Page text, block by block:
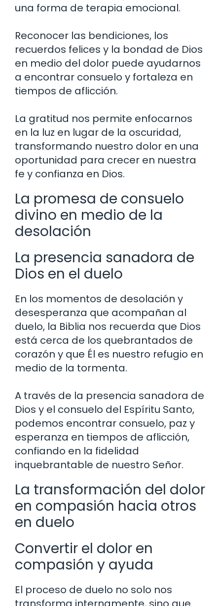
una forma de terapia emocional.
Reconocer las bendiciones, los
recuerdos felices y la bondad de Dios
en medio del dolor puede ayudarnos
a encontrar consuelo y fortaleza en
tiempos de aflicción.
La gratitud nos permite enfocarnos
en la luz en lugar de la oscuridad,
transformando nuestro dolor en una
oportunidad para crecer en nuestra
fe y confianza en Dios.
La promesa de consuelo
divino en medio de la
desolación
La presencia sanadora de
Dios en el duelo
En los momentos de desolación y
desesperanza que acompañan al
duelo, la Biblia nos recuerda que Dios
está cerca de los quebrantados de
corazón y que Él es nuestro refugio en
medio de la tormenta.
A través de la presencia sanadora de
Dios y el consuelo del Espíritu Santo,
podemos encontrar consuelo, paz y
esperanza en tiempos de aflicción,
confiando en la fidelidad
inquebrantable de nuestro Señor.
La transformación del dolor
en compasión hacia otros
en duelo
Convertir el dolor en
compasión y ayuda
El proceso de duelo no solo nos